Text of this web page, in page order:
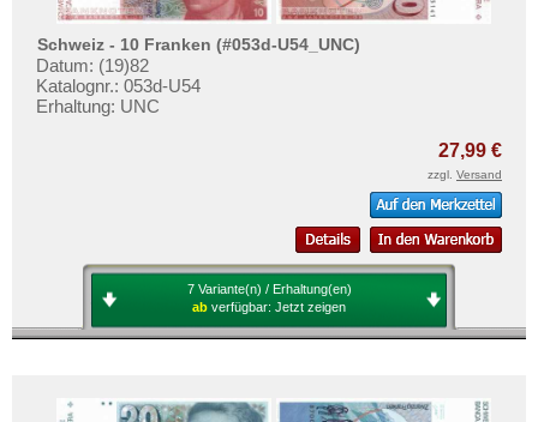
Schweiz - 10 Franken (#053d-U54_UNC)
Datum: (19)82
Katalognr.: 053d-U54
Erhaltung: UNC
27,99 €
zzgl. Versand
7 Variante(n) / Erhaltung(en)
ab verfügbar: Jetzt zeigen